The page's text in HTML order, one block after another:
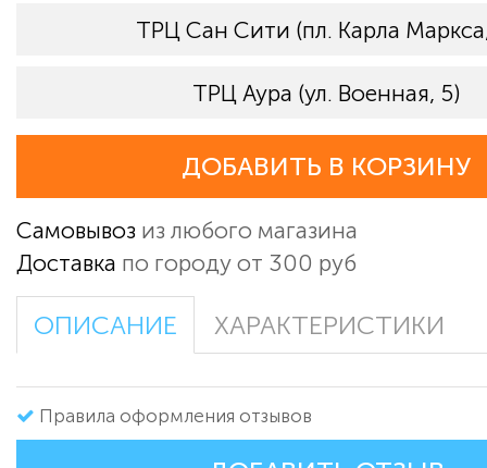
ТРЦ Сан Сити (пл. Карла
ТРЦ Аура (ул. Военная, 5)
ДОБАВИТЬ В КОРЗИНУ
Самовывоз из любого магазина
Доставка по городу от 300 руб
ОПИСАНИЕ ХАРАКТЕРИСТИКИ
Правила оформления отзывов